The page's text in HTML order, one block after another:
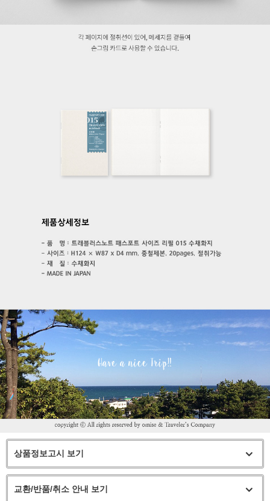
상품정보고시 보기
교환/반품/취소 안내 보기